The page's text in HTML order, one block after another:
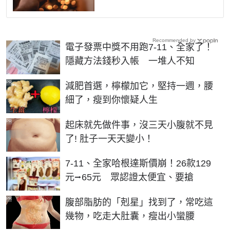
電子發票中獎不用跑7-11、全家了！
隱藏方法錢秒入帳 一堆人不知
減肥首選，檸檬加它，堅持一週，腰
細了，瘦到你懷疑人生
PR
起床就先做件事，沒三天小腹就不見
了! 肚子一天天變小！
PR
7-11、全家哈根達斯價崩！26款129
元⭢65元 眾認證太便宜、要搶
腹部脂肪的「剋星」找到了，常吃這
幾物，吃走大肚囊，瘦出小蠻腰
PR
Recommended by